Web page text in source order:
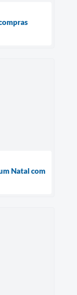
Natal com